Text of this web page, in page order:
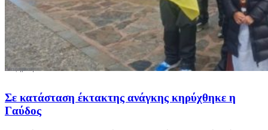
Σε κατάσταση έκτακτης ανάγκης κηρύχθηκε η
Γαύδος